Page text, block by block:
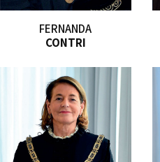
FERNANDA
CONTRI